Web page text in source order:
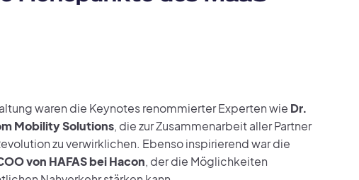
waren die Keynotes renommierter Experten wie Dr.
Mobility Solutions, die zur Zusammenarbeit aller Partner
zu verwirklichen. Ebenso inspirierend war die
von HAFAS bei Hacon, der die Möglichkeiten